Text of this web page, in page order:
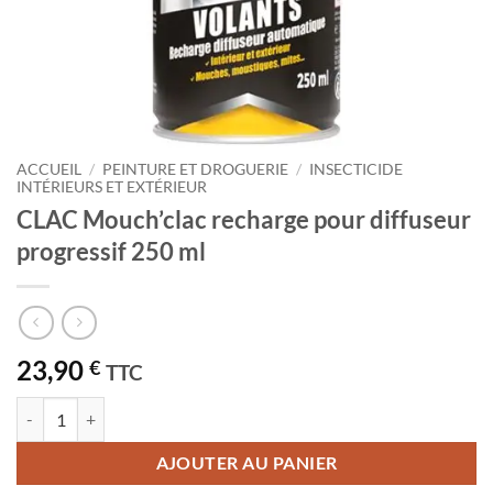
ACCUEIL / PEINTURE ET DROGUERIE / INSECTICIDE
INTÉRIEURS ET EXTÉRIEUR
CLAC Mouch’clac recharge pour diffuseur
progressif 250 ml
23,90 € TTC
AJOUTER AU PANIER